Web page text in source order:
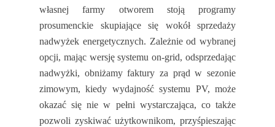
własnej farmy otworem stoją programy
prosumenckie skupiające się wokół sprzedaży
nadwyżek energetycznych. Zależnie od wybranej
opcji, mając wersję systemu on-grid, odsprzedając
nadwyżki, obniżamy faktury za prąd w sezonie
zimowym, kiedy wydajność systemu PV, może
okazać się nie w pełni wystarczająca, co także
pozwoli zyskiwać użytkownikom, przyśpieszając